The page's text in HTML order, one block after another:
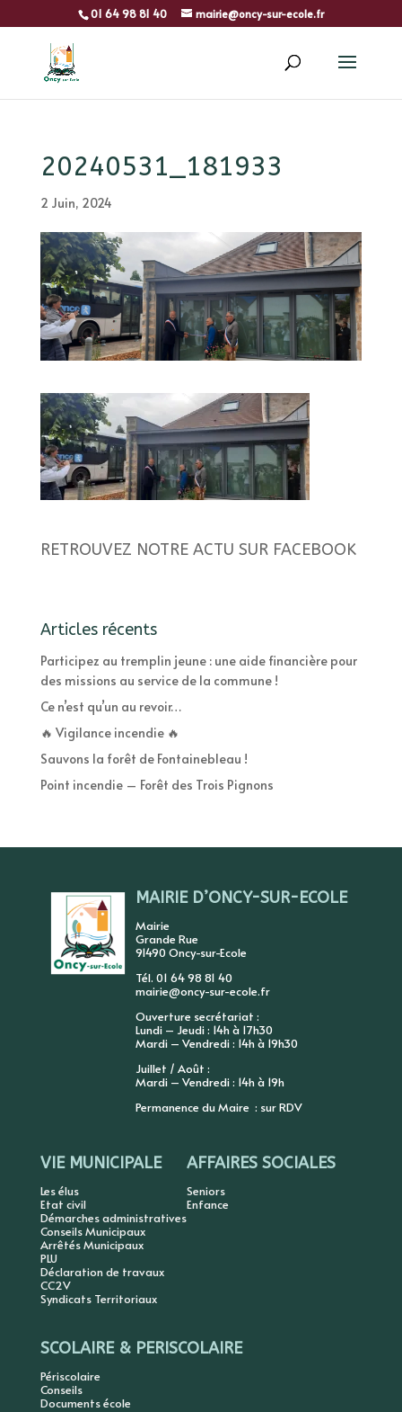
01 64 98 81 40 mairie@oncy-sur-ecole.fr
20240531_181933
2 Juin, 2024
RETROUVEZ NOTRE ACTU SUR FACEBOOK
Articles récents
Participez au tremplin jeune : une aide financière pour
des missions au service de la commune !
Ce n’est qu’un au revoir…
🔥 Vigilance incendie 🔥
Sauvons la forêt de Fontainebleau !
Point incendie – Forêt des Trois Pignons
MAIRIE D’ONCY-SUR-ECOLE
Mairie
Grande Rue
91490 Oncy-sur-Ecole
Tél. 01 64 98 81 40
mairie@oncy-sur-ecole.fr
Ouverture secrétariat :
Lundi – Jeudi : 14h à 17h30
Mardi – Vendredi : 14h à 19h30
Juillet / Août :
Mardi – Vendredi : 14h à 19h
Permanence du Maire : sur RDV
VIE MUNICIPALE
Les élus
Etat civil
Démarches administratives
Conseils Municipaux
Arrêtés Municipaux
PLU
Déclaration de travaux
CC2V
Syndicats Territoriaux
AFFAIRES SOCIALES
Seniors
Enfance
SCOLAIRE & PERISCOLAIRE
Périscolaire
Conseils
Documents école